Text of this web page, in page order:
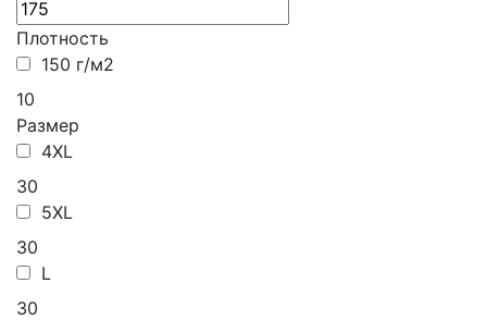
Плотность
150 г/м2
10
Размер
4XL
30
5XL
30
L
30